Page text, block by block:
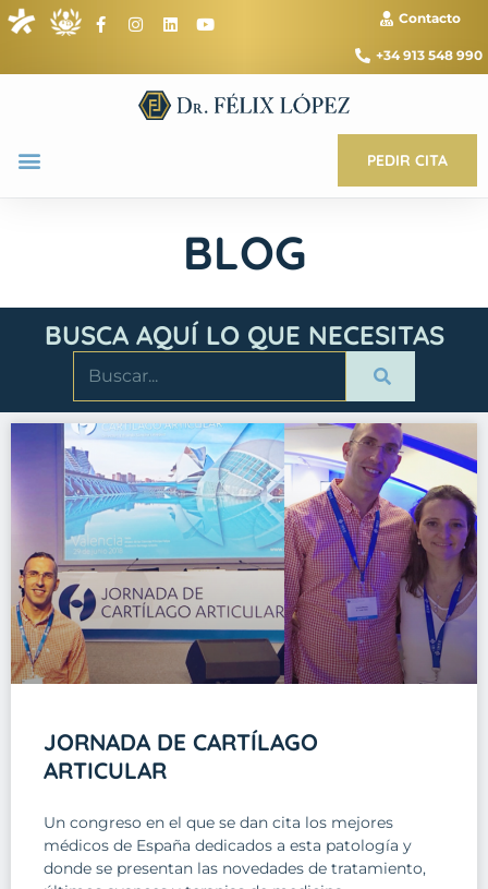
Contacto
+34 913 548 990
PEDIR CITA
BLOG
BUSCA AQUÍ LO QUE NECESITAS
JORNADA DE CARTÍLAGO
ARTICULAR
Un congreso en el que se dan cita los mejores
médicos de España dedicados a esta patología y
donde se presentan las novedades de tratamiento,